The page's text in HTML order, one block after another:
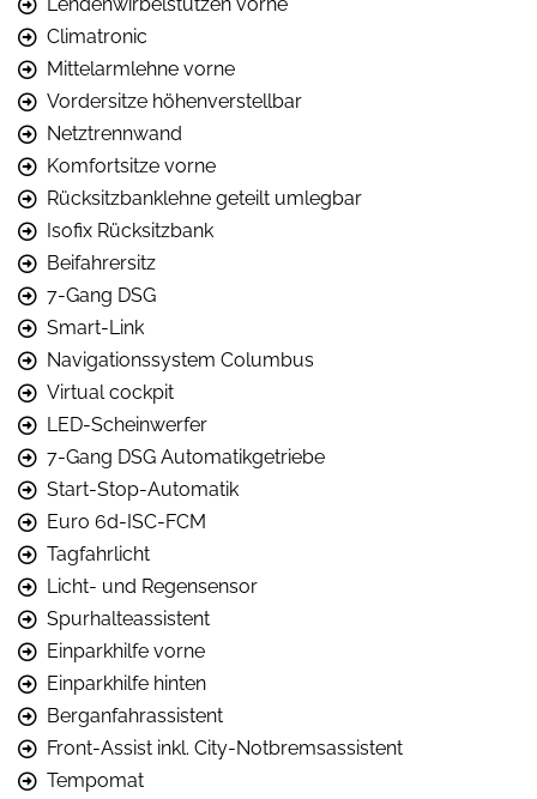
Climatronic
Mittelarmlehne vorne
Vordersitze höhenverstellbar
Netztrennwand
Komfortsitze vorne
Rücksitzbanklehne geteilt umlegbar
Isofix Rücksitzbank
Beifahrersitz
7-Gang DSG
Smart-Link
Navigationssystem Columbus
Virtual cockpit
LED-Scheinwerfer
7-Gang DSG Automatikgetriebe
Start-Stop-Automatik
Euro 6d-ISC-FCM
Tagfahrlicht
Licht- und Regensensor
Spurhalteassistent
Einparkhilfe vorne
Einparkhilfe hinten
Berganfahrassistent
Front-Assist inkl. City-Notbremsassistent
Tempomat